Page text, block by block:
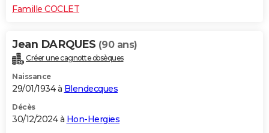
Famille COCLET
Jean DARQUES (90 ans)
Créer une cagnotte obsèques
Naissance
29/01/1934 à Blendecques
Décès
30/12/2024 à Hon-Hergies